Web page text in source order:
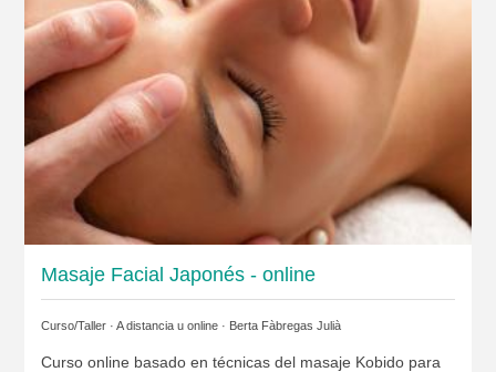
Masaje Facial Japonés - online
Curso/Taller · A distancia u online · Berta Fàbregas Julià
Curso online basado en técnicas del masaje Kobido para